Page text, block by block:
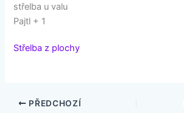
střelba u valu
Pajtl + 1
Střelba z plochy
PŘEDCHOZÍ